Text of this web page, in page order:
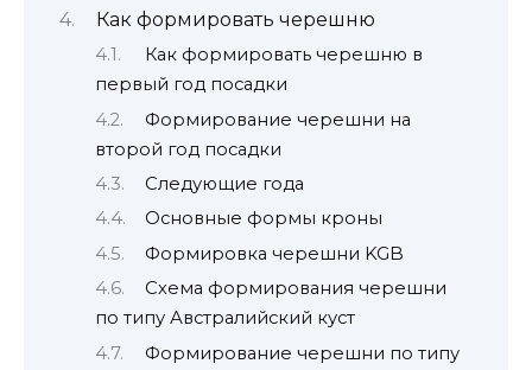
Как формировать черешню
Как формировать черешню в
первый год посадки
Формирование черешни на
второй год посадки
Следующие года
Основные формы кроны
Формировка черешни KGB
Схема формирования черешни
по типу Австралийский куст
Формирование черешни по типу